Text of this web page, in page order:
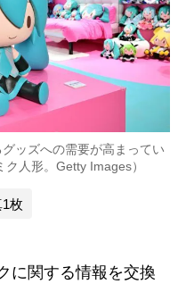
ッズへの需要が高まってい
人形。Getty Images）
枚
に関する情報を交換